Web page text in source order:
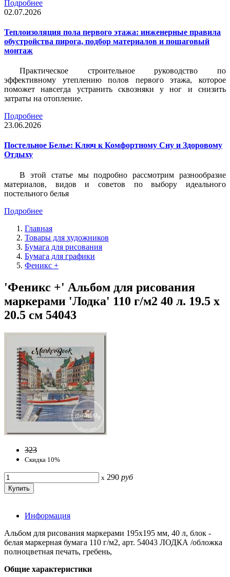
Подробнее
02.07.2026
Теплоизоляция пола первого этажа: инженерные правила
обустройства пирога, подбор материалов и пошаговый
монтаж
Практическое строительное руководство по
эффективному утеплению полов первого этажа, которое
поможет навсегда устранить сквозняки у ног и снизить
затраты на отопление.
Подробнее
23.06.2026
Постельное Белье: Ключ к Комфортному Сну и Здоровому
Отдыху
В этой статье мы подробно рассмотрим разнообразие
материалов, видов и советов по выбору идеального
постельного белья
Подробнее
Главная
Товары для художников
Бумага для рисования
Бумага для графики
Феникс +
'Феникс +' Альбом для рисования
маркерами 'Лодка' 110 г/м2 40 л. 19.5 х
20.5 см 54043
323
Скидка 10%
x 290 руб
Информация
Альбом для рисования маркерами 195х195 мм, 40 л, блок -
белая маркерная бумага 110 г/м2, арт. 54043 ЛОДКА /обложка
полноцветная печать, гребень,
Общие характеристики